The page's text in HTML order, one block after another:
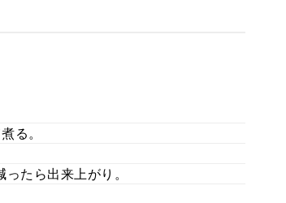
る。
たら出来上がり。